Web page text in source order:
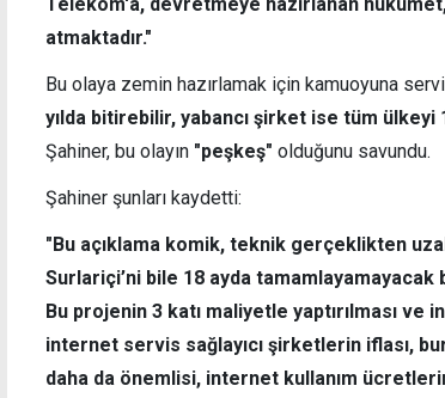
atmaktadır."
Bu olaya zemin hazırlamak için kamuoyuna
yılda bitirebilir, yabancı şirket ise tüm ülkeyi
Şahiner, bu olayın "peşkeş" olduğunu savundu.
Şahiner şunları kaydetti:
"Bu açıklama komik, teknik gerçeklikten
Surlariçi’ni bile 18 ayda
Bu projenin 3 katı maliyetle yaptırılması ve
internet servis sağlayıcı şirketlerin iflası,
daha da önemlisi, internet kullanım